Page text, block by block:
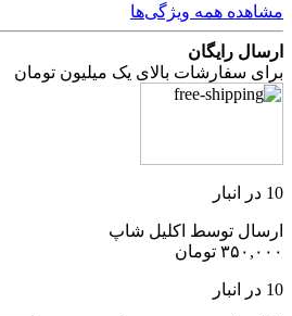
مشاهده همه ویژگی‌ها
ارسال رایگان
برای سفارشات بالای یک میلیون تومان
10 در انبار
ارسال توسط اکلیل شاپ
۳۵۰,۰۰۰ تومان
10 در انبار